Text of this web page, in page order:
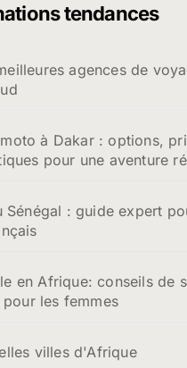
tendances
agences de
à Dakar : options,
pour une aventure
Sénégal : guide expert
en Afrique: conseils de
les femmes
villes d'Afrique